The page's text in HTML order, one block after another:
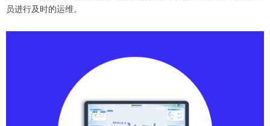
员进行及时的运维。